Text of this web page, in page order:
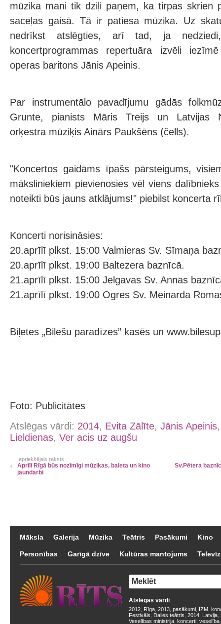
mūzika mani tik dziļi paņem, ka tirpas skrien
saceļas gaisā. Tā ir patiesa mūzika. Uz
nedrīkst atslēgties, arī tad, ja
koncertprogrammas repertuāra izvēli
operas baritons Jānis Apeinis.
Par instrumentālo pavadījumu gādās
Grunte, pianists Māris Treijs un Latvijas
orķestra mūziķis Ainārs Paukšēns (čells).
"Koncertos gaidāms īpašs pārsteigums,
māksliniekiem pievienosies vēl viens
noteikti būs jauns atklājums!" piebilst koncerta
Koncerti norisināsies:
20.aprīlī plkst. 15:00 Valmieras Sv. Sīmaņa
20.aprīlī plkst. 19:00 Baltezera baznīcā.
21.aprīlī plkst. 15:00 Jelgavas Sv. Annas
21.aprīlī plkst. 19:00 Ogres Sv. Meinarda
Biļetes „Biļešu paradīzes” kasēs un
Foto: Publicitātes
Atslēgas vārdi: 2014, Evita Zālīte, Jānis Apeinis
Lieldienas, Ver acis uz augšu
Iepriekšējais raksts
Aprīlī Rīgā būs nozīmīgi mūzikas, baleta un kino
jaundarbi
Sv.Pētera
Māksla Galerija Mūzika Teātris Pasākumi Kino
Personības Garīgā dzīve Kultūras mantojums
Atslēgas vārdi
2012 Rīga 2013 pasākumi IZM
Festivāls
Dailes teātris 2014 Latvija
Veselības ministrija koncerti veselība